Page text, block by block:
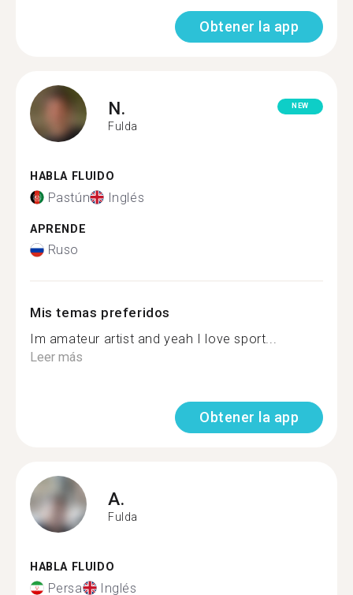
Obtener la app
N.
Fulda
NEW
HABLA FLUIDO
Pastún Inglés
APRENDE
Ruso
Mis temas preferidos
Im amateur artist and yeah I love sport...
Leer más
Obtener la app
A.
Fulda
HABLA FLUIDO
Persa Inglés